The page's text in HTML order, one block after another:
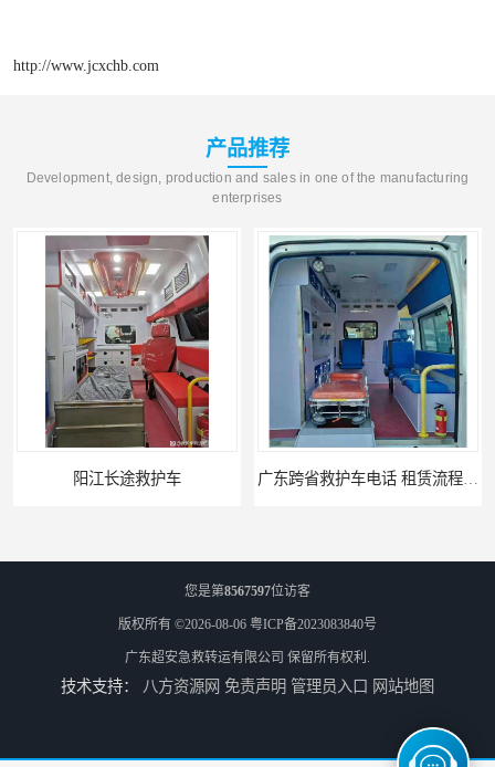
http://www.jcxchb.com
产品推荐
Development, design, production and sales in one of the manufacturing
enterprises
阳江长途救护车 广东跨省救护车电话 租赁流程简单 紧急服务
河池救护车租赁电话 珠海救护车租赁电话 综合性转送 用心服务
您是第8567597位访客
版权所有 ©2026-08-06 粤ICP备2023083840号
广东超安急救转运有限公司 保留所有权利.
技术支持： 八方资源网 免责声明 管理员入口 网站地图